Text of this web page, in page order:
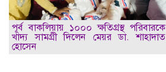
পূর্ব বাকলিয়ায় ১০০০ ক্ষতিগ্রস্থ পরিবারকে
খাদ্য সামগ্রী দিলেন মেয়র ডা. শাহাদাত
হোসেন